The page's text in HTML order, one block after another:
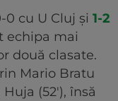
0 cu U Cluj și 1-2
echipa mai
două clasate.
Mario Bratu
(52'), însă